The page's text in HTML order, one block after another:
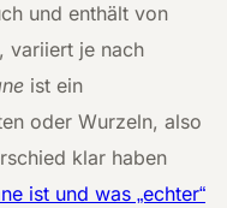
und enthält von
variiert je nach
ist ein
oder Wurzeln, also
klar haben
ist und was „echter“